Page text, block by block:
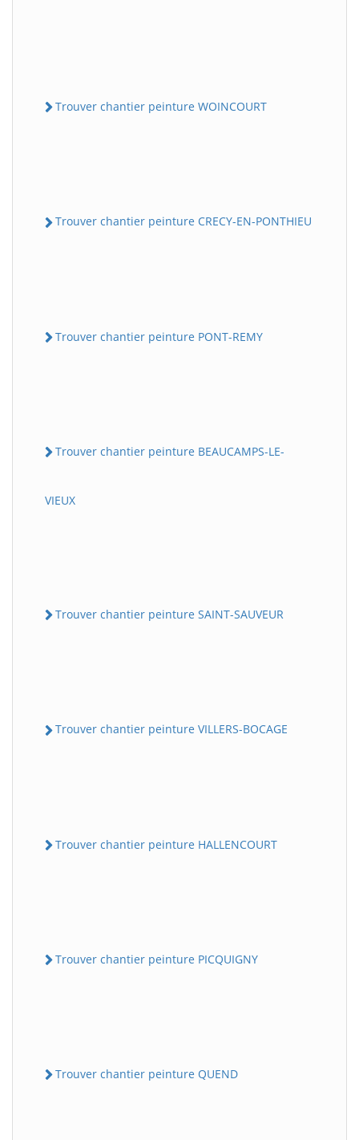
Trouver chantier peinture WOINCOURT
Trouver chantier peinture CRECY-EN-PONTHIEU
Trouver chantier peinture PONT-REMY
Trouver chantier peinture BEAUCAMPS-LE-
VIEUX
Trouver chantier peinture SAINT-SAUVEUR
Trouver chantier peinture VILLERS-BOCAGE
Trouver chantier peinture HALLENCOURT
Trouver chantier peinture PICQUIGNY
Trouver chantier peinture QUEND